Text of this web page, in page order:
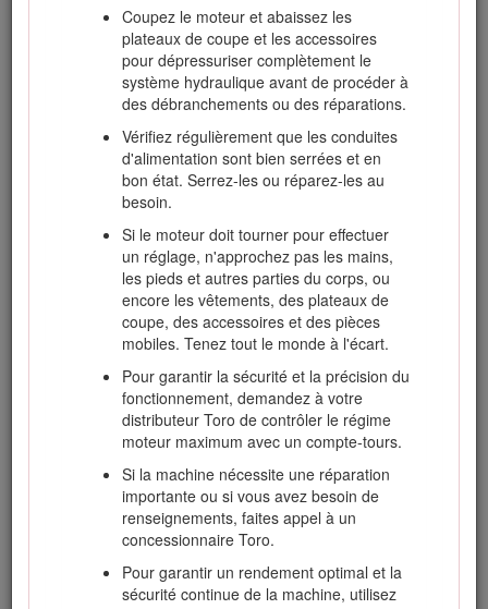
Coupez le moteur et abaissez les
plateaux de coupe et les accessoires
pour dépressuriser complètement le
système hydraulique avant de procéder à
des débranchements ou des réparations.
Vérifiez régulièrement que les conduites
d'alimentation sont bien serrées et en
bon état. Serrez-les ou réparez-les au
besoin.
Si le moteur doit tourner pour effectuer
un réglage, n'approchez pas les mains,
les pieds et autres parties du corps, ou
encore les vêtements, des plateaux de
coupe, des accessoires et des pièces
mobiles. Tenez tout le monde à l'écart.
Pour garantir la sécurité et la précision du
fonctionnement, demandez à votre
distributeur Toro de contrôler le régime
moteur maximum avec un compte-tours.
Si la machine nécessite une réparation
importante ou si vous avez besoin de
renseignements, faites appel à un
concessionnaire Toro.
Pour garantir un rendement optimal et la
sécurité continue de la machine, utilisez
Cédez toujours la priorité à l'approche
d'une route ou pour la traverser.
Serrez toujours les freins de service
lorsque vous descendez une pente pour
limiter la vitesse de déplacement en
marche avant et pour garder le contrôle de
la machine.
Si la machine est équipée d'un système de
protection antiretournement (ROPS), n'enlevez
jamais ce dernier et utilisez toujours la ceinture
de sécurité.
Élevez les plateaux de coupe pour vous rendre
d'une zone de travail à l'autre.
tuyau d'échappement si le moteur tourne ou vient
de s'arrêter car vous risquez de vous brûler.
Si le moteur cale ou perd de la puissance et que
la machine ne peut donc pas atteindre le sommet
d'une côte, ne faites pas demi-tour. Faites
toujours marche arrière lentement et en ligne
droite.
apparaît subitement dans la zone de travail. Ne
recommencez pas à tondre avant d'avoir dégagé